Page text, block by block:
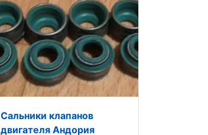
Сальники клапанов
двигателя Андория